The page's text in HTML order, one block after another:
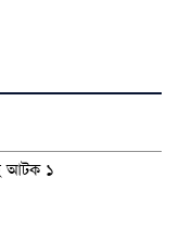
আটক ১